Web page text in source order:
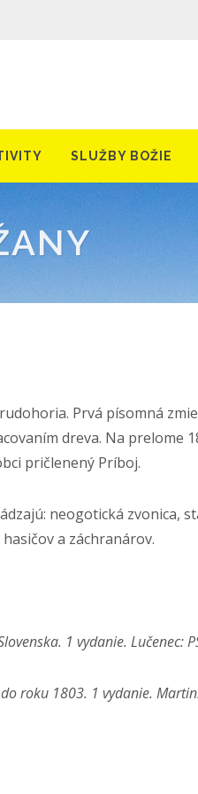
SLUŽBY BOŽIE
Prvá písomná
dreva. Na prelome
pričlenený Príboj.
neogotická
a záchranárov.
1 vydanie. Lučenec:
roku 1803. 1 vydanie.